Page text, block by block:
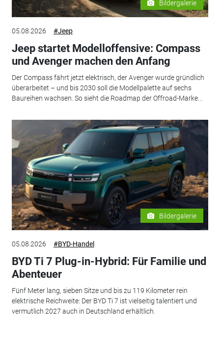
Bildergalerie
05.08.2026 #Jeep
Jeep startet Modelloffensive: Compass
und Avenger machen den Anfang
Der Compass fährt jetzt elektrisch, der Avenger wurde gründlich
überarbeitet – und bis 2030 soll die Modellpalette auf sechs
Baureihen wachsen. So sieht die Roadmap der Offroad-Marke...
Bildergalerie
05.08.2026 #BYD-Handel
BYD Ti 7 Plug-in-Hybrid: Für Familie und
Abenteuer
Fünf Meter lang, sieben Sitze und bis zu 119 Kilometer rein
elektrische Reichweite: Der BYD Ti 7 ist vielseitig talentiert und
vermutlich 2027 auch in Deutschland erhältlich.